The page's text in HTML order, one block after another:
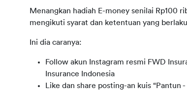
Menangkan hadiah E-money senilai Rp100
mengikuti syarat dan ketentuan yang
Ini dia caranya:
Follow akun Instagram resmi FWD
Insurance Indonesia
Like dan share posting-an kuis “Pantun